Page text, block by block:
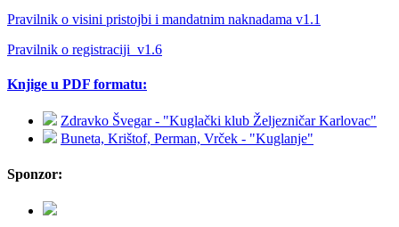
Pravilnik o visini pristojbi i mandatnim naknadama v1.1
Pravilnik o registraciji_v1.6
Knjige u PDF formatu:
Zdravko Švegar - "Kuglački klub Željezničar Karlovac"
Buneta, Krištof, Perman, Vrček - "Kuglanje"
Sponzor: